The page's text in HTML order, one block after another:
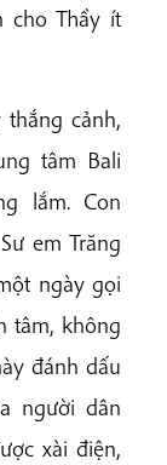
cho Thầy ít
cảnh,
tâm Bali
lắm. Con
em Trăng
ngày gọi
tâm, không
đánh dấu
người dân
xài điện,